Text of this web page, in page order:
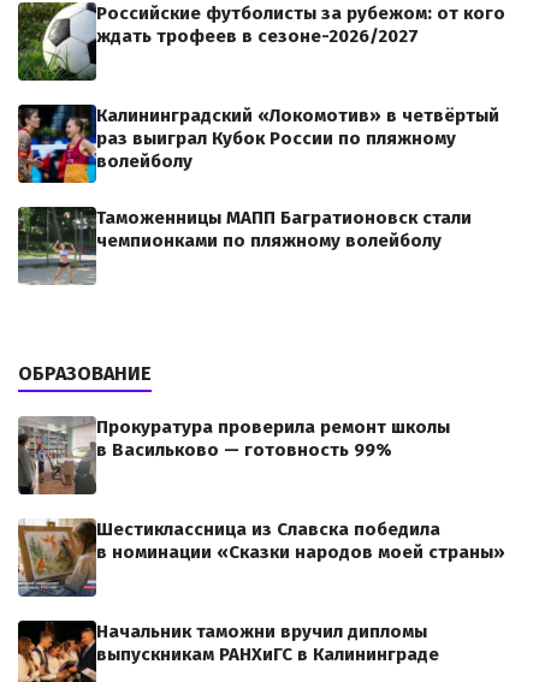
Российские футболисты за рубежом: от кого
ждать трофеев в сезоне-2026/2027
Калининградский «Локомотив» в четвёртый
раз выиграл Кубок России по пляжному
волейболу
Таможенницы МАПП Багратионовск стали
чемпионками по пляжному волейболу
ОБРАЗОВАНИЕ
Прокуратура проверила ремонт школы
в Васильково — готовность 99%
Шестиклассница из Славска победила
в номинации «Сказки народов моей страны»
Начальник таможни вручил дипломы
выпускникам РАНХиГС в Калининграде